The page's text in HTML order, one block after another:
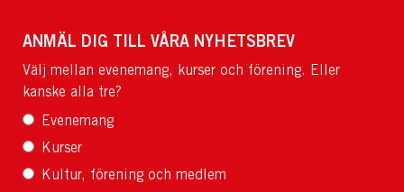
ANMÄL DIG TILL VÅRA NYHETSBREV
Välj mellan evenemang, kurser och förening. Eller
kanske alla tre?
Evenemang
Kurser
Kultur, förening och medlem